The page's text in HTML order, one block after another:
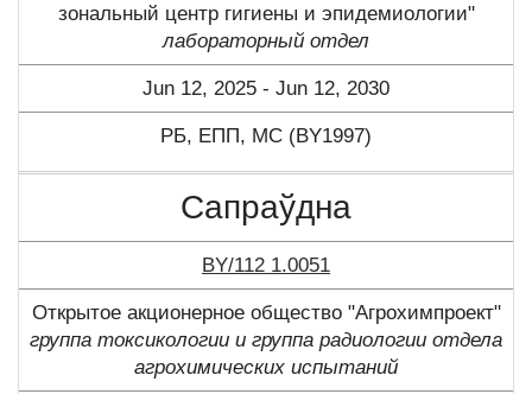
зональный центр гигиены и эпидемиологии"
лабораторный отдел
Jun 12, 2025 - Jun 12, 2030
РБ, ЕПП, МС (BY1997)
Сапраўдна
BY/112 1.0051
Открытое акционерное общество "Агрохимпроект"
группа токсикологии и группа радиологии отдела
агрохимических испытаний